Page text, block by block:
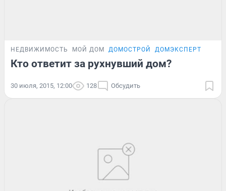
НЕДВИЖИМОСТЬ МОЙ ДОМ ДОМОСТРОЙ ДОМЭКСПЕРТ
Кто ответит за рухнувший дом?
30 июля, 2015, 12:00 128 Обсудить